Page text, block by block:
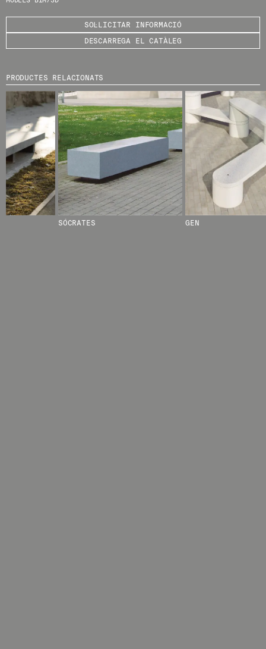
SOL·LICITAR INFORMACIÓ
DESCARREGA EL CATÀLEG
PRODUCTES RELACIONATS
SÓCRATES